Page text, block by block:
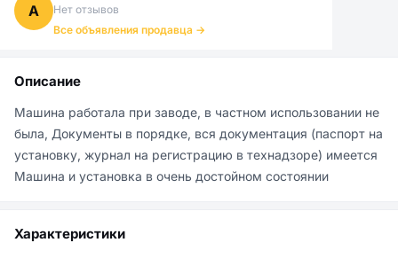
А
Нет отзывов
Все объявления продавца →
Описание
Машина работала при заводе, в частном использовании не
была, Документы в порядке, вся документация (паспорт на
установку, журнал на регистрацию в технадзоре) имеется
Машина и установка в очень достойном состоянии
Характеристики